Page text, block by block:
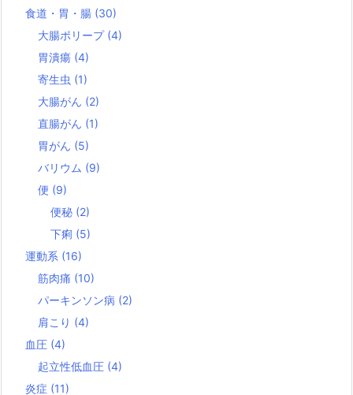
食道・胃・腸 (30)
大腸ポリープ (4)
胃潰瘍 (4)
寄生虫 (1)
大腸がん (2)
直腸がん (1)
胃がん (5)
バリウム (9)
便 (9)
便秘 (2)
下痢 (5)
運動系 (16)
筋肉痛 (10)
パーキンソン病 (2)
肩こり (4)
血圧 (4)
起立性低血圧 (4)
炎症 (11)